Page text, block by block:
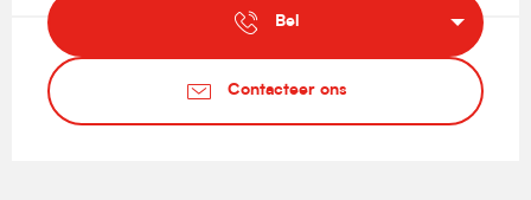
Bel
Contacteer ons